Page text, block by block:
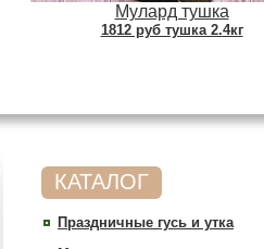
Мулард тушка
1812 руб тушка 2.4кг
КАТАЛОГ
Праздничные гусь и утка